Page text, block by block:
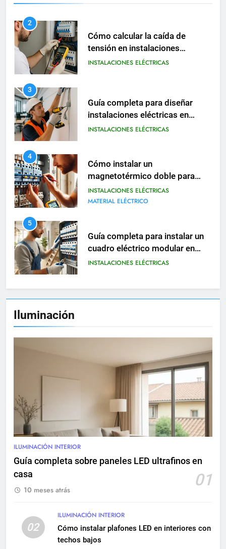
3
Guía completa para diseñar
instalaciones eléctricas en
oficinas modernas
INSTALACIONES ELÉCTRICAS
4
Cómo instalar un
magnetotérmico doble para
INSTALACIONES ELÉCTRICAS
MATERIAL ELÉCTRICO
5
Guía completa para instalar un
cuadro eléctrico modular en
viviendas
INSTALACIONES ELÉCTRICAS
6
Cómo realizar una instalación
eléctrica provisional en obras o
reformas
INSTALACIONES ELÉCTRICAS
7
Sistemas eléctricos para
centros comerciales: diseño y
INSTALACIONES ELÉCTRICAS
9
Renovación eléctrica en
completa
INSTALACIONES ELÉCTRICAS
MANTENIMIENTO
10
eléctrica empotrada en
viviendas
INSTALACIONES ELÉCTRICAS
Iluminación
ILUMINACIÓN INTERIOR
Guía completa sobre paneles LED ultrafinos en
casa
01
10 meses atrás
02
ILUMINACIÓN INTERIOR
Cómo instalar plafones LED en interiores con
techos bajos